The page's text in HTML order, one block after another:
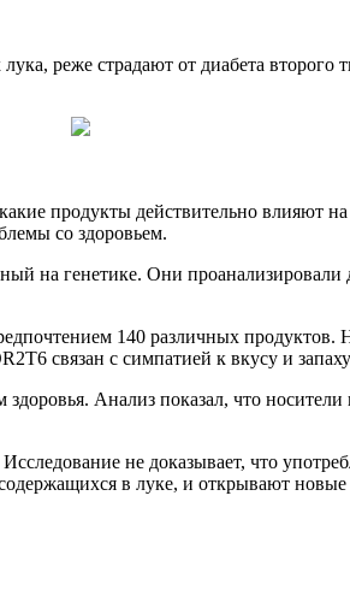
реже страдают от диабета второго
продукты действительно влияют
со здоровьем.
на генетике. Они
140 различных продуктов.
связан с симпатией к вкусу и
здоровья. Анализ показал, что
не доказывает, что
в луке, и открывают новые